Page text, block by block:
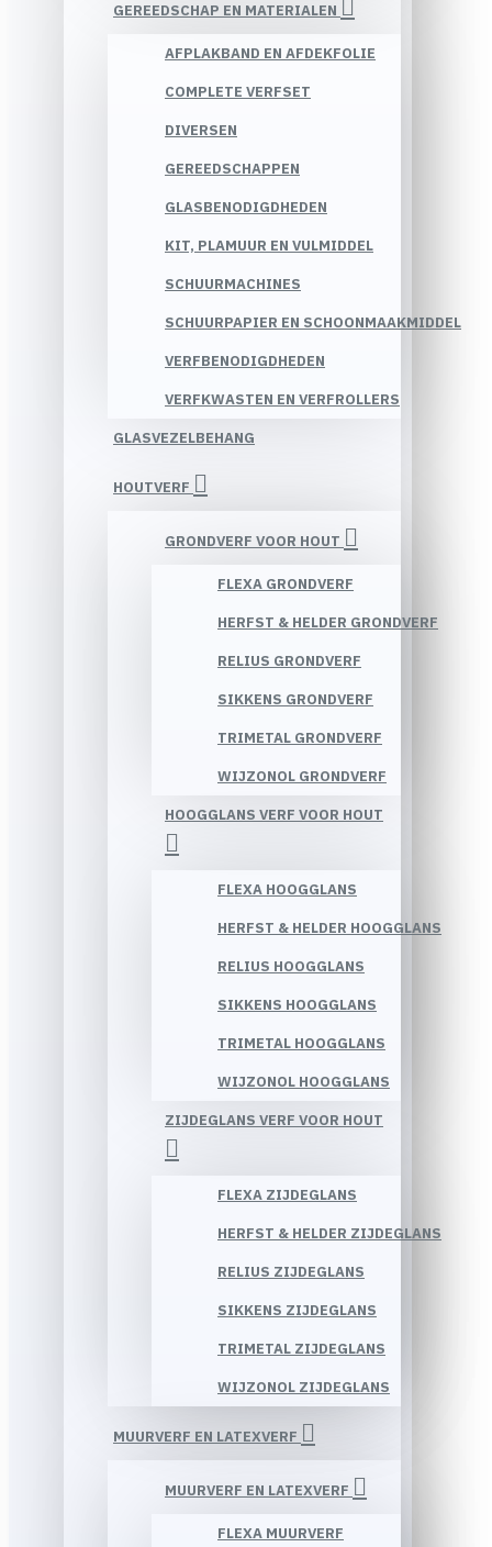
GEREEDSCHAP EN MATERIALEN
AFPLAKBAND EN AFDEKFOLIE
COMPLETE VERFSET
DIVERSEN
GEREEDSCHAPPEN
GLASBENODIGDHEDEN
KIT, PLAMUUR EN VULMIDDEL
SCHUURMACHINES
SCHUURPAPIER EN SCHOONMAAKMIDDEL
VERFBENODIGDHEDEN
VERFKWASTEN EN VERFROLLERS
GLASVEZELBEHANG
HOUTVERF
GRONDVERF VOOR HOUT
FLEXA GRONDVERF
HERFST & HELDER GRONDVERF
RELIUS GRONDVERF
SIKKENS GRONDVERF
TRIMETAL GRONDVERF
WIJZONOL GRONDVERF
HOOGGLANS VERF VOOR HOUT
FLEXA HOOGGLANS
HERFST & HELDER HOOGGLANS
RELIUS HOOGGLANS
SIKKENS HOOGGLANS
TRIMETAL HOOGGLANS
WIJZONOL HOOGGLANS
ZIJDEGLANS VERF VOOR HOUT
FLEXA ZIJDEGLANS
HERFST & HELDER ZIJDEGLANS
RELIUS ZIJDEGLANS
SIKKENS ZIJDEGLANS
TRIMETAL ZIJDEGLANS
WIJZONOL ZIJDEGLANS
MUURVERF EN LATEXVERF
MUURVERF EN LATEXVERF
FLEXA MUURVERF